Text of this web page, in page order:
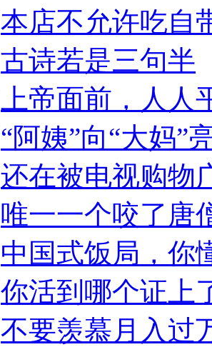
本店不允许吃自
古诗若是三句半
上帝面前，人人
“阿姨”向“大妈”
还在被电视购物
唯一一个咬了唐
中国式饭局，你
你活到哪个证上
不要羡慕月入过